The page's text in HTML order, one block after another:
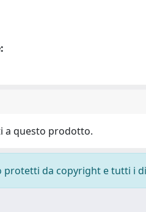
a questo prodotto.
protetti da copyright e tutti i